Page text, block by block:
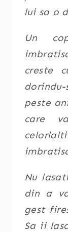
lui sa o
Un
creste
peste
care
Nu
din a
gest
Sa ii